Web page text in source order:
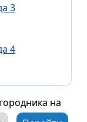
3
4
на